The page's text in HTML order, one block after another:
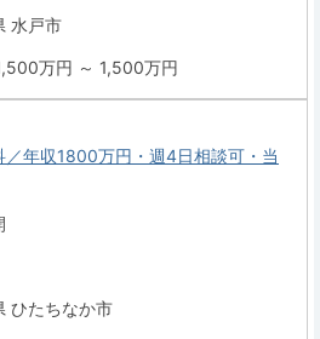
水戸市
万円 ～ 1,500万円
／年収1800万円・週4日相談可・当
ひたちなか市